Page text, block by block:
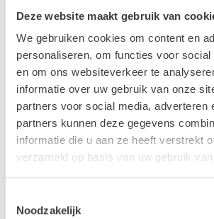
Deze website maakt gebruik van
We gebruiken cookies om content en
personaliseren, om functies voor social
en om ons websiteverkeer te
informatie over uw gebruik van onze
partners voor social media, adverteren
partners kunnen deze gegevens
informatie die u aan ze heeft verstrekt
verzameld op basis van uw gebruik
Noodzakelijk
Krijtbord - kinderen
Maak een gezellig creatief hoekje voor de
krijtbord.
15,00 / 1 dag